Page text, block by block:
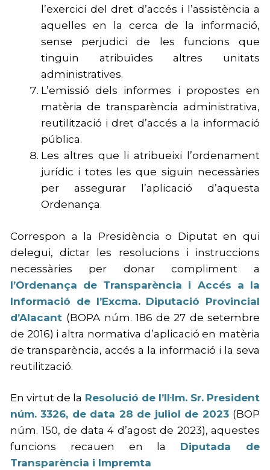
l’exercici del dret d’accés i l’assistència a
aquelles en la cerca de la informació,
sense perjudici de les funcions que
tinguin atribuïdes altres unitats
administratives.
L’emissió dels informes i propostes en
matèria de transparència administrativa,
reutilització i dret d’accés a la informació
pública.
Les altres que li atribueixi l’ordenament
jurídic i totes les que siguin necessàries
per assegurar l’aplicació d’aquesta
Ordenança.
Correspon a la Presidència o Diputat en qui
delegui, dictar les resolucions i instruccions
necessàries per donar compliment a
l’Ordenança de Transparència i Accés a la
Informació de l’Excma. Diputació Provincial
d’Alacant (BOPA núm. 186 de 27 de setembre
de 2016) i altra normativa d’aplicació en matèria
de transparència, accés a la informació i la seva
reutilització.
En virtut de la Resolució de l’Il·lm. Sr. President
núm. 3326, de data 28 de juliol de 2023 (BOP
núm. 150, de data 4 d’agost de 2023), aquestes
funcions recauen en la Diputada de
Transparència i Impremta